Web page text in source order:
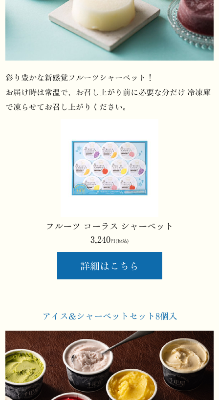
彩り豊かな新感覚フルーツシャーベット！
お届け時は常温で、お召し上がり前に必要な分だけ 冷凍庫
で凍らせてお召し上がりください。
フルーツ コーラス シャーベット
3,240円(税込)
詳細はこちら
アイス&シャーベット セット8個入